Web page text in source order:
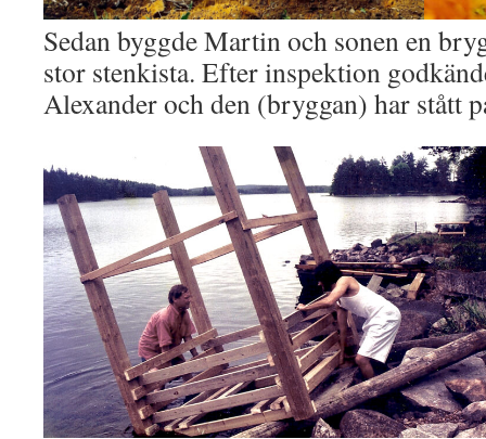
Sedan byggde Martin och sonen en
stor stenkista. Efter inspektion
Alexander och den (bryggan) har stått